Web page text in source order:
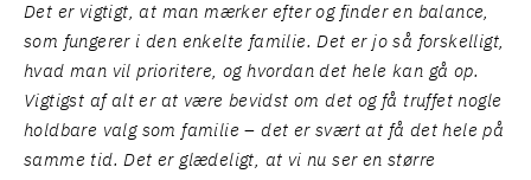
Det er vigtigt, at man mærker efter og finder en balance,
som fungerer i den enkelte familie. Det er jo så forskelligt,
hvad man vil prioritere, og hvordan det hele kan gå op.
Vigtigst af alt er at være bevidst om det og få truffet nogle
holdbare valg som familie – det er svært at få det hele på
samme tid. Det er glædeligt, at vi nu ser en større